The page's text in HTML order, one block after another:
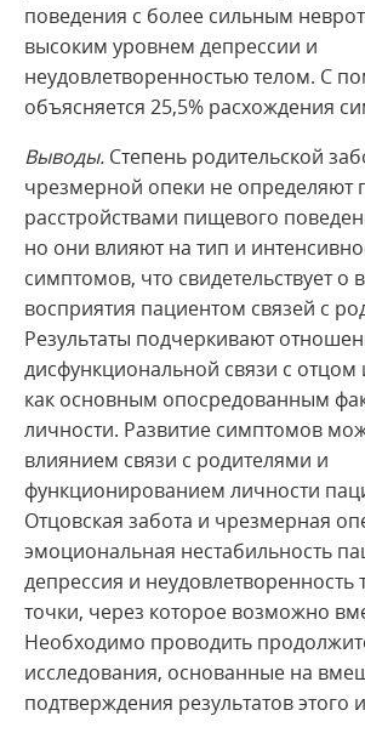
поведения с более сильным
высоким уровнем депрессии и
неудовлетворенностью телом. С
объясняется 25,5% расхождения
Выводы. Степень родительской
чрезмерной опеки не определяют
расстройствами пищевого
но они влияют на тип и
симптомов, что свидетельствует о
восприятия пациентом связей с
Результаты подчеркивают
дисфункциональной связи с
как основным опосредованным
личности. Развитие симптомов
влиянием связи с родителями и
функционированием личности
Отцовская забота и чрезмерная
эмоциональная нестабильность
депрессия и неудовлетворенность
точки, через которое возможно
Необходимо проводить
исследования, основанные на
подтверждения результатов этого